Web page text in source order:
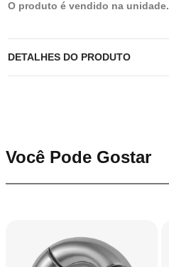
O produto é vendido na unidade.
DETALHES DO PRODUTO
Você Pode Gostar